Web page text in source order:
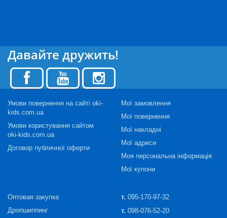
Давайте дружить!
Умови повернення на сайті oki-
kids.com.ua
Умови користування сайтом
oki-kids.com.ua
Договор публичної оферти
Мої замовлення
Мої повернення
Мої накладні
Мої адреси
Моя персональна інформація
Мої купони
Оптовая закупка
Дропшиппинг
т. 095-170-97-32
т. 098-076-52-20